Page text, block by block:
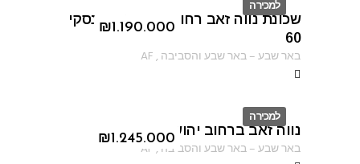
למכירה
ID
₪1.190.000
שכונת נווה זאב רחוב יוהנה זבוטינסקי
60
באר שבע–באר שבע והסביבה ,
AF
למכירה
ID
₪1.245.000
נווה זאב ברחוב יהושוע יבין
באר שבע–באר שבע והסביבה ,
AF